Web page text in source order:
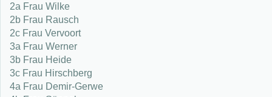
2a Frau Wilke
2b Frau Rausch
2c Frau Vervoort
3a Frau Werner
3b Frau Heide
3c Frau Hirschberg
4a Frau Demir-Gerwe